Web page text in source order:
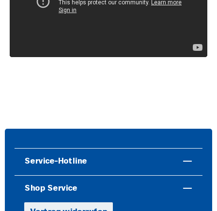
Service-Hotline
Shop Service